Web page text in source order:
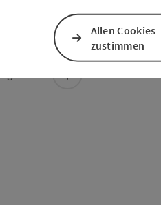
drucken In der Nähe
Allen Cookies
zustimmen